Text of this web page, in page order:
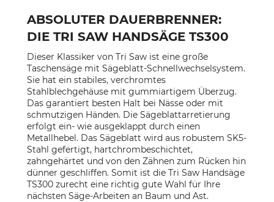
ABSOLUTER DAUERBRENNER:
DIE TRI SAW HANDSÄGE TS300
Dieser Klassiker von Tri Saw ist eine große
Taschensäge mit Sägeblatt-Schnellwechselsystem.
Sie hat ein stabiles, verchromtes
Stahlblechgehäuse mit gummiartigem Überzug.
Das garantiert besten Halt bei Nässe oder mit
schmutzigen Händen. Die Sägeblattarretierung
erfolgt ein- wie ausgeklappt durch einen
Metallhebel. Das Sägeblatt wird aus robustem SK5-
Stahl gefertigt, hartchrombeschichtet,
zahngehärtet und von den Zähnen zum Rücken hin
dünner geschliffen. Somit ist die Tri Saw Handsäge
TS300 zurecht eine richtig gute Wahl für Ihre
nächsten Säge-Arbeiten an Baum und Ast.